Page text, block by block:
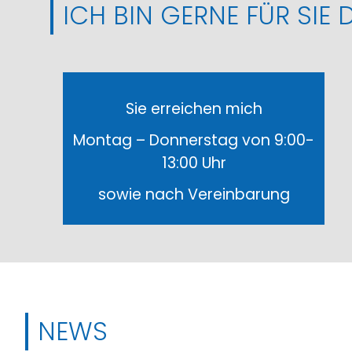
ICH BIN GERNE FÜR SIE
Sie erreichen mich
Montag – Donnerstag von 9:00-
13:00 Uhr
sowie nach Vereinbarung
NEWS